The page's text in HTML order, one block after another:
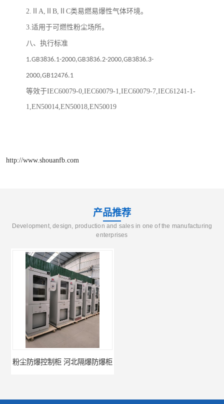
2. A, B, C类易燃易爆性气体环境。
3.适用于可燃性粉尘场所。
八、执行标准
1.GB3836.1-2000,GB3836.2-2000,GB3836.3-
2000,GB12476.1
等效于IEC60079-0,IEC60079-1,IEC60079-7,IEC61241-1-
1,EN50014,EN50018,EN50019
http://www.shouanfb.com
产品推荐
Development, design, production and sales in one of the manufacturing
enterprises
粉尘防爆控制柜 河北隔爆防爆柜